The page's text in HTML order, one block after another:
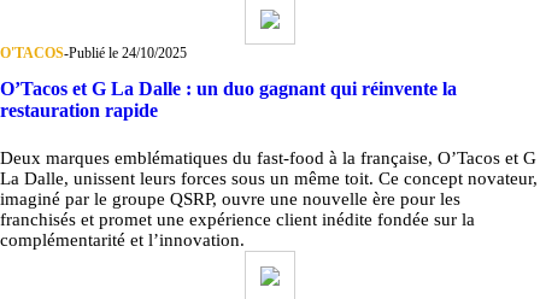
O'TACOS-Publié le 24/10/2025
O’Tacos et G La Dalle : un duo gagnant qui réinvente la
restauration rapide
Deux marques emblématiques du fast-food à la française, O’Tacos et G
La Dalle, unissent leurs forces sous un même toit. Ce concept novateur,
imaginé par le groupe QSRP, ouvre une nouvelle ère pour les
franchisés et promet une expérience client inédite fondée sur la
complémentarité et l’innovation.